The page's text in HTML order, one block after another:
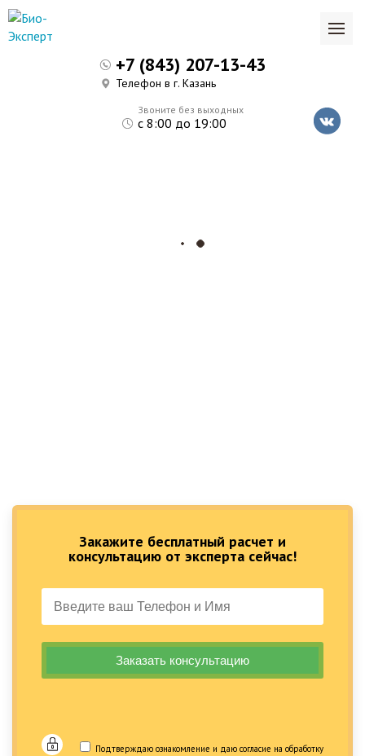
Закажите бесплатный расчет и
консультацию от эксперта сейчас!
Подтверждаю ознакомление и даю согласие на обработку
Звоните без выходных
с 8:00 до 19:00
+7 (843) 207-13-43
Телефон в г. Казань